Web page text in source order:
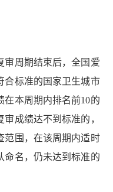
周期结束后，全国爱
合标准的国家卫生城市
在本周期内排名前10的
成绩达不到标准的，
范围，在该周期内适时
命名，仍未达到标准的